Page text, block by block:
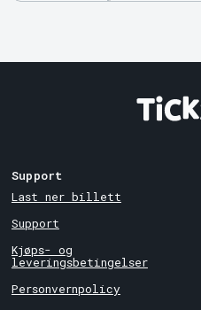
Support
Last ner billett
Support
Kjøps- og
leveringsbetingelser
Personvernpolicy